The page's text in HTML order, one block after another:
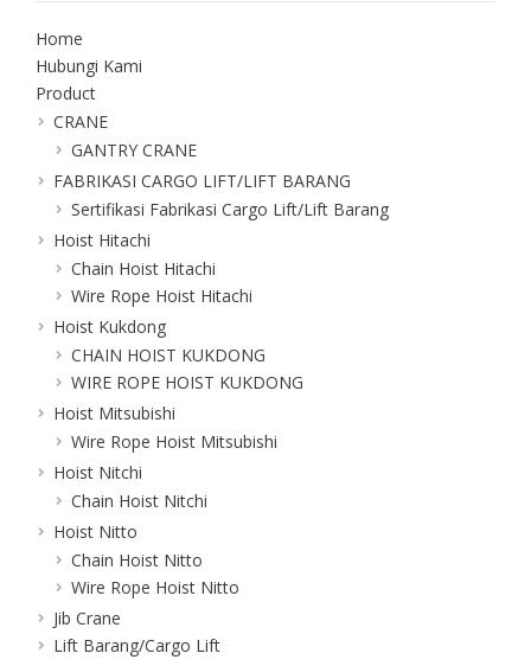
Home
Hubungi Kami
Product
CRANE
GANTRY CRANE
FABRIKASI CARGO LIFT/LIFT BARANG
Sertifikasi Fabrikasi Cargo Lift/Lift Barang
Hoist Hitachi
Chain Hoist Hitachi
Wire Rope Hoist Hitachi
Hoist Kukdong
CHAIN HOIST KUKDONG
WIRE ROPE HOIST KUKDONG
Hoist Mitsubishi
Wire Rope Hoist Mitsubishi
Hoist Nitchi
Chain Hoist Nitchi
Hoist Nitto
Chain Hoist Nitto
Wire Rope Hoist Nitto
Jib Crane
Lift Barang/Cargo Lift